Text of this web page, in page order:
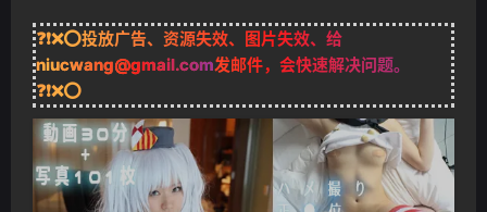
❓❗❌⭕投放广告、资源失效、图片失效、给
niucwang@gmail.com发邮件，会快速解决问题。
❓❗❌⭕